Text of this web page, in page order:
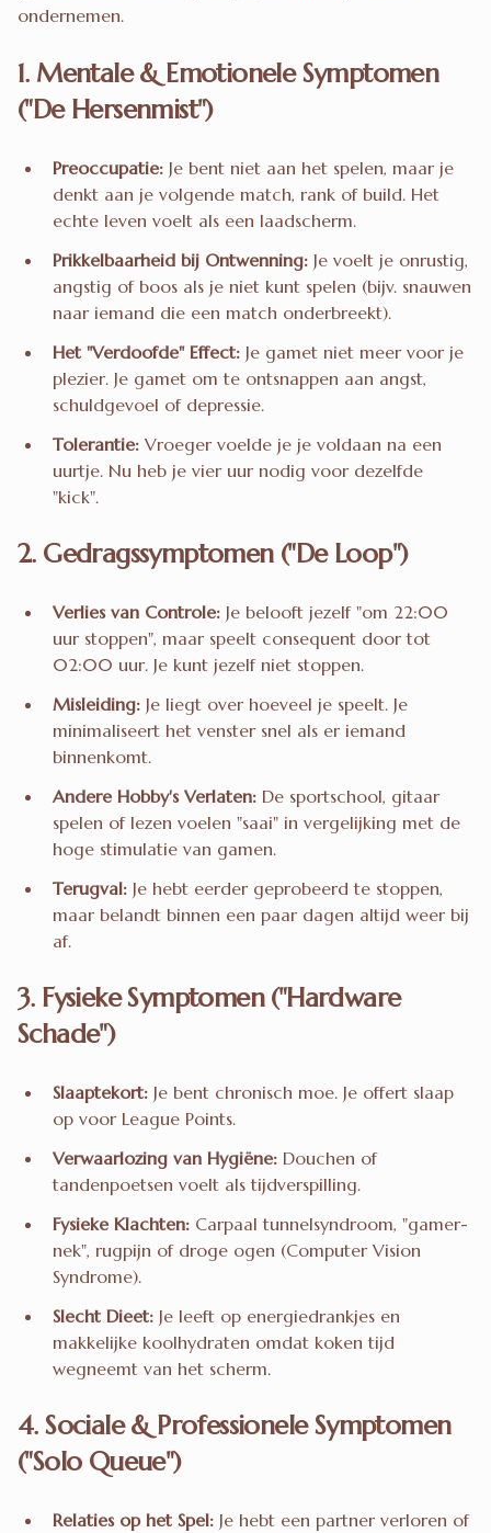
ondernemen.
1. Mentale & Emotionele Symptomen
("De Hersenmist")
Preoccupatie: Je bent niet aan het spelen, maar je
denkt aan je volgende match, rank of build. Het
echte leven voelt als een laadscherm.
Prikkelbaarheid bij Ontwenning: Je voelt je onrustig,
angstig of boos als je niet kunt spelen (bijv. snauwen
naar iemand die een match onderbreekt).
Het "Verdoofde" Effect: Je gamet niet meer voor je
plezier. Je gamet om te ontsnappen aan angst,
schuldgevoel of depressie.
Tolerantie: Vroeger voelde je je voldaan na een
uurtje. Nu heb je vier uur nodig voor dezelfde
"kick".
2. Gedragssymptomen ("De Loop")
Verlies van Controle: Je belooft jezelf "om 22:00
uur stoppen", maar speelt consequent door tot
02:00 uur. Je kunt jezelf niet stoppen.
Misleiding: Je liegt over hoeveel je speelt. Je
minimaliseert het venster snel als er iemand
binnenkomt.
Andere Hobby's Verlaten: De sportschool, gitaar
spelen of lezen voelen "saai" in vergelijking met de
hoge stimulatie van gamen.
Terugval: Je hebt eerder geprobeerd te stoppen,
maar belandt binnen een paar dagen altijd weer bij
af.
3. Fysieke Symptomen ("Hardware
Schade")
Slaaptekort: Je bent chronisch moe. Je offert slaap
op voor League Points.
Verwaarlozing van Hygiëne: Douchen of
tandenpoetsen voelt als tijdverspilling.
Fysieke Klachten: Carpaal tunnelsyndroom, "gamer-
nek", rugpijn of droge ogen (Computer Vision
Syndrome).
Slecht Dieet: Je leeft op energiedrankjes en
makkelijke koolhydraten omdat koken tijd
wegneemt van het scherm.
4. Sociale & Professionele Symptomen
("Solo Queue")
Relaties op het Spel: Je hebt een partner verloren of